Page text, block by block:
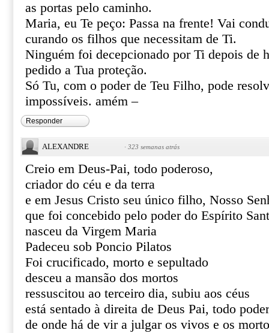
as portas pelo caminho.
Maria, eu Te peço: Passa na frente! Vai
curando os filhos que necessitam de Ti.
Ninguém foi decepcionado por Ti depois de
pedido a Tua proteção.
Só Tu, com o poder de Teu Filho, pode
impossíveis. amém –
Responder
ALEXANDRE · 323 semanas atrás
Creio em Deus-Pai, todo poderoso,
criador do céu e da terra
e em Jesus Cristo seu único filho, Nosso
que foi concebido pelo poder do Espírito
nasceu da Virgem Maria
Padeceu sob Poncio Pilatos
Foi crucificado, morto e sepultado
desceu a mansão dos mortos
ressuscitou ao terceiro dia, subiu aos céus
está sentado à direita de Deus Pai, todo
de onde há de vir a julgar os vivos e os